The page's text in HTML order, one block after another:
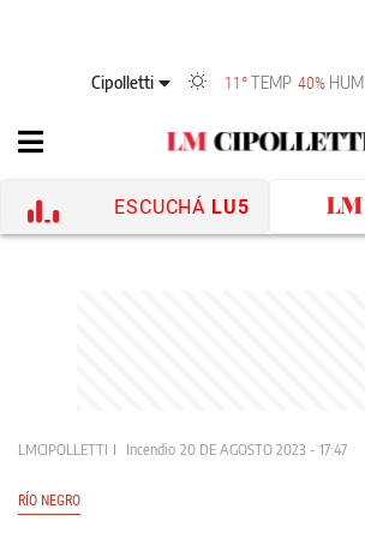
Cipolletti 11°TEMP 40% HUM
ESCUCHÁ LU5
LMCIPOLLETTI Incendio 20 DE AGOSTO 2023 - 17:47
RÍO NEGRO